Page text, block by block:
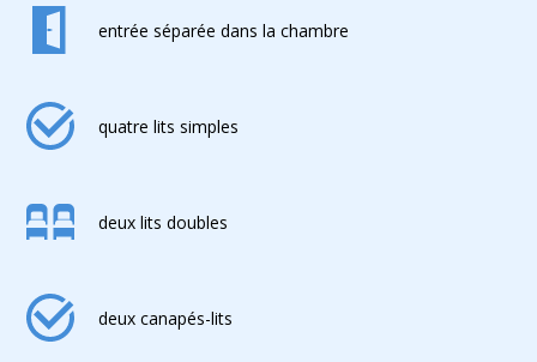
entrée séparée dans la chambre
quatre lits simples
deux lits doubles
deux canapés-lits